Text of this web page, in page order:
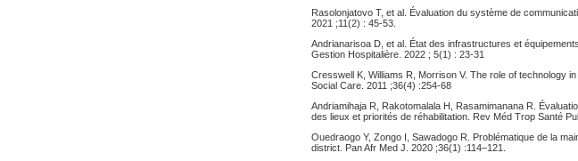
Rasolonjatovo T, et al. Évaluation du système de
2021 ;11(2) : 45-53.
Andrianarisoa D, et al. État des infrastructures et
Gestion Hospitalière. 2022 ; 5(1) : 23-31
Cresswell K, Williams R, Morrison V. The role of technology
Social Care. 2011 ;36(4) :254-68
Andriamihaja R, Rakotomalala H, Rasamimanana R.
des lieux et priorités de réhabilitation. Rev Méd Trop Santé
Ouedraogo Y, Zongo I, Sawadogo R. Problématique de la
district. Pan Afr Med J. 2020 ;36(1) :114–121.